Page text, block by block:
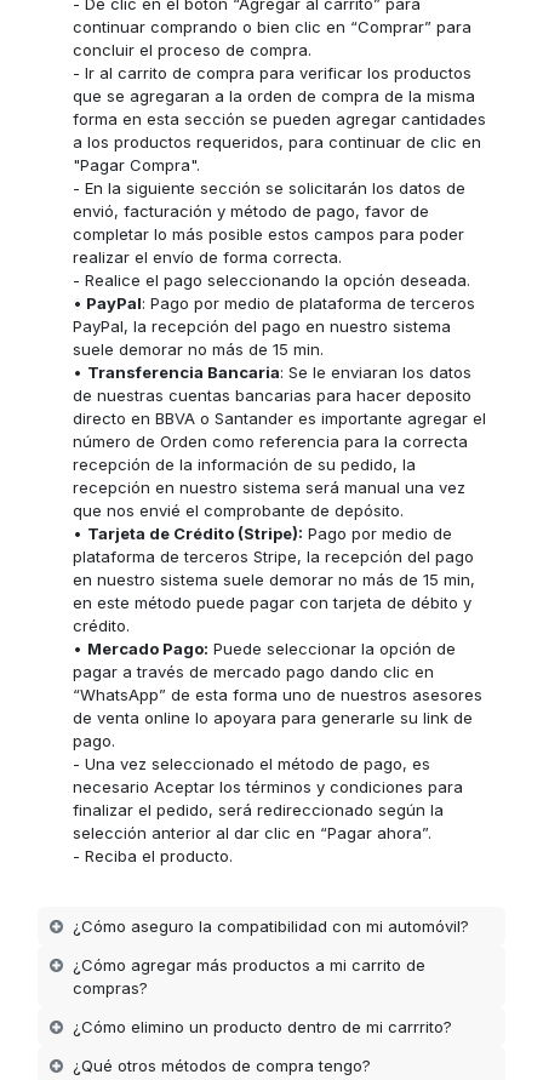
- De clic en el botón “Agregar al carrito” para
continuar comprando o bien clic en “Comprar” para
concluir el proceso de compra.
- Ir al carrito de compra para verificar los productos
que se agregaran a la orden de compra de la misma
forma en esta sección se pueden agregar cantidades
a los productos requeridos, para continuar de clic en
"Pagar Compra".
- En la siguiente sección se solicitarán los datos de
envió, facturación y método de pago, favor de
completar lo más posible estos campos para poder
realizar el envío de forma correcta.
- Realice el pago seleccionando la opción deseada.
• PayPal: Pago por medio de plataforma de terceros
PayPal, la recepción del pago en nuestro sistema
suele demorar no más de 15 min.
• Transferencia Bancaria: Se le enviaran los datos
de nuestras cuentas bancarias para hacer deposito
directo en BBVA o Santander es importante agregar el
número de Orden como referencia para la correcta
recepción de la información de su pedido, la
recepción en nuestro sistema será manual una vez
que nos envié el comprobante de depósito.
• Tarjeta de Crédito (Stripe): Pago por medio de
plataforma de terceros Stripe, la recepción del pago
en nuestro sistema suele demorar no más de 15 min,
en este método puede pagar con tarjeta de débito y
crédito.
• Mercado Pago: Puede seleccionar la opción de
pagar a través de mercado pago dando clic en
“WhatsApp” de esta forma uno de nuestros asesores
de venta online lo apoyara para generarle su link de
pago.
- Una vez seleccionado el método de pago, es
necesario Aceptar los términos y condiciones para
finalizar el pedido, será redireccionado según la
selección anterior al dar clic en “Pagar ahora”.
- Reciba el producto.
¿Cómo aseguro la compatibilidad con mi automóvil?
¿Cómo agregar más productos a mi carrito de
compras?
¿Cómo elimino un producto dentro de mi carrrito?
¿Qué otros métodos de compra tengo?